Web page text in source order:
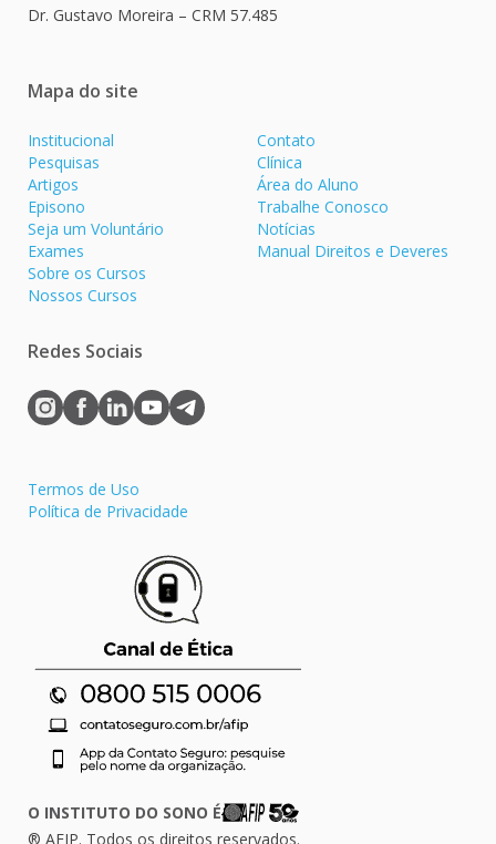
Dr. Gustavo Moreira – CRM 57.485
Mapa do site
Institucional
Pesquisas
Artigos
Episono
Seja um Voluntário
Exames
Sobre os Cursos
Nossos Cursos
Contato
Clínica
Área do Aluno
Trabalhe Conosco
Notícias
Manual Direitos e Deveres
Redes Sociais
Termos de Uso
Política de Privacidade
O INSTITUTO DO SONO É
® AFIP. Todos os direitos reservados.